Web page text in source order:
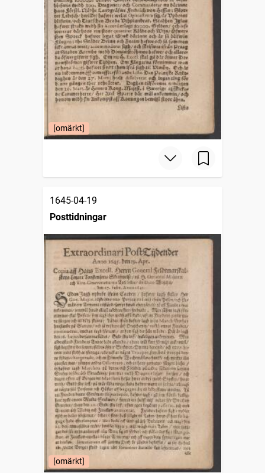
[omärkt]
1645-04-19
Posttidningar
[omärkt]